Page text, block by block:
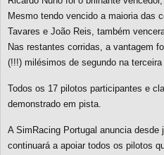
Mesmo tendo vencido a maioria das
Tavares e João Reis, também
Nas restantes corridas, a vantagem
(!!!) milésimos de segundo na terceira
Todos os 17 pilotos participantes e
demonstrado em pista.
A SimRacing Portugal anuncia
continuará a apoiar todos os pilotos